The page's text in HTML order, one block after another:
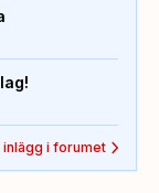
inlägg i forumet